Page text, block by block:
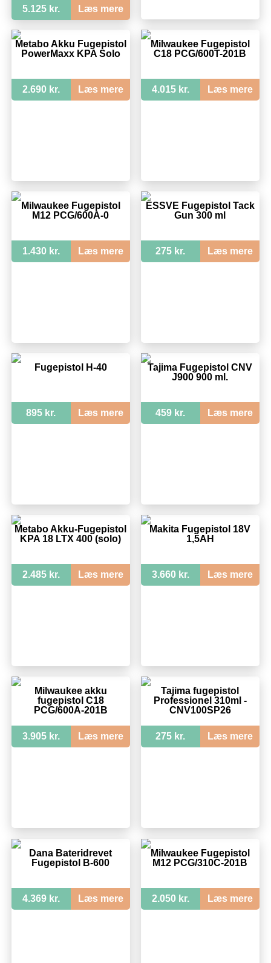
5.125 kr. Læs mere
Metabo Akku Fugepistol
PowerMaxx KPA Solo
2.690 kr. Læs mere
Milwaukee Fugepistol
C18 PCG/600T-201B
4.015 kr. Læs mere
Milwaukee Fugepistol
M12 PCG/600A-0
1.430 kr. Læs mere
ESSVE Fugepistol Tack
Gun 300 ml
275 kr. Læs mere
Fugepistol H-40
895 kr. Læs mere
Tajima Fugepistol CNV
J900 900 ml.
459 kr. Læs mere
Metabo Akku-Fugepistol
KPA 18 LTX 400 (solo)
2.485 kr. Læs mere
Makita Fugepistol 18V
1,5AH
3.660 kr. Læs mere
Milwaukee akku
fugepistol C18
PCG/600A-201B
3.905 kr. Læs mere
Tajima fugepistol
Professionel 310ml -
CNV100SP26
275 kr. Læs mere
Dana Bateridrevet
Fugepistol B-600
4.369 kr. Læs mere
Milwaukee Fugepistol
M12 PCG/310C-201B
2.050 kr. Læs mere